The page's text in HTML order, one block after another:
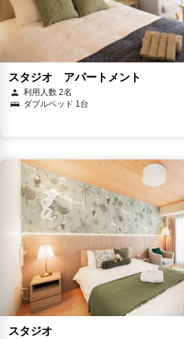
スタジオ アパートメント
利用人数 2名
ダブルベッド 1台
スタジオ